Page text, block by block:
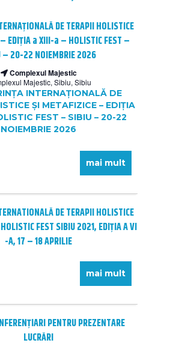
DE TERAPII HOLISTICE
EDIȚIA a XIII-a – HOLISTIC FEST –
– 20-22 NOIEMBRIE 2026
Complexul Majestic
Majestic, Sibiu, Sibiu
mai mult
DE TERAPII HOLISTICE
FEST SIBIU 2021, EDIȚIA A VI
-A, 17 – 18 APRILIE
mai mult
PENTRU PREZENTARE
LUCRĂRI